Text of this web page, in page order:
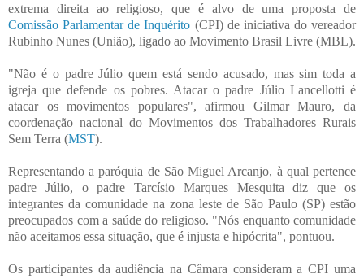
extrema direita ao religioso, que é alvo de uma proposta de
Comissão Parlamentar de Inquérito (CPI) de iniciativa do vereador
Rubinho Nunes (União), ligado ao Movimento Brasil Livre (MBL).
"Não é o padre Júlio quem está sendo acusado, mas sim toda a
igreja que defende os pobres. Atacar o padre Júlio Lancellotti é
atacar os movimentos populares", afirmou Gilmar Mauro, da
coordenação nacional do Movimentos dos Trabalhadores Rurais
Sem Terra (MST).
Representando a paróquia de São Miguel Arcanjo, à qual pertence
padre Júlio, o padre Tarcísio Marques Mesquita diz que os
integrantes da comunidade na zona leste de São Paulo (SP) estão
preocupados com a saúde do religioso. "Nós enquanto comunidade
não aceitamos essa situação, que é injusta e hipócrita", pontuou.
Os participantes da audiência na Câmara consideram a CPI uma